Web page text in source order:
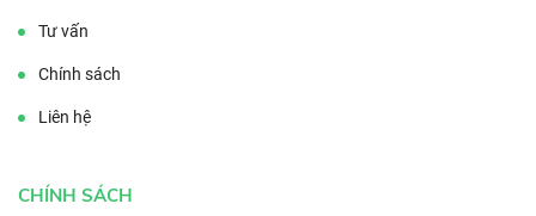
Tư vấn
Chính sách
Liên hệ
CHÍNH SÁCH